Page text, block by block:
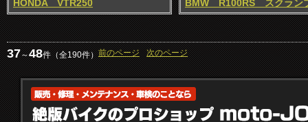
HONDA VTR250
BMW R100RS スクラン
37～48件（全190件）前のページ 次のページ